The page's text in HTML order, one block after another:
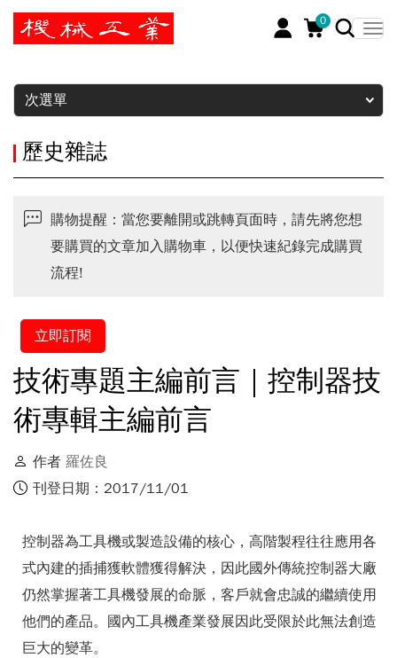
0
暫停
次選單
歷史雜誌
購物提醒：當您要離開或跳轉頁面時，請先將您想
要購買的文章加入購物車，以便快速紀錄完成購買
流程!
立即訂閱
技術專題主編前言｜控制器技
術專輯主編前言
作者 羅佐良
刊登日期：2017/11/01
控制器為工具機或製造設備的核心，高階製程往往應用各
式內建的插捕獲軟體獲得解決，因此國外傳統控制器大廠
仍然掌握著工具機發展的命脈，客戶就會忠誠的繼續使用
他們的產品。國內工具機產業發展因此受限於此無法創造
巨大的變革。